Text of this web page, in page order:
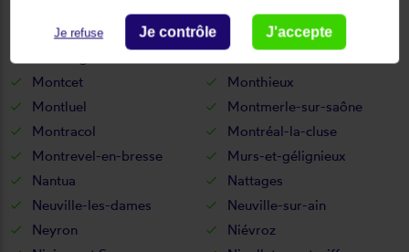
Montagnat
Montagnieu
Montcet
Monthieux
Montluel
Montmerle-sur-saône
Montracol
Montréal-la-cluse
Montrevel-en-bresse
Murs-et-gélignieux
Nantua
Nattages
Neuville-les-dames
Neuville-sur-ain
Neyron
Niévroz
Je refuse Je contrôle J'accepte